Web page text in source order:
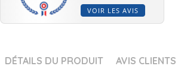
VOIR LES AVIS
DÉTAILS DU PRODUIT AVIS CLIENTS